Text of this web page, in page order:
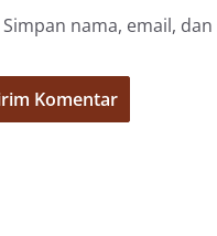
Simpan nama, email,